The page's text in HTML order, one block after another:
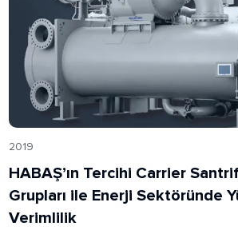
2019
HABAŞ’ın Tercihi Carrier
Grupları ile Enerji Sektöründe
Verimlilik